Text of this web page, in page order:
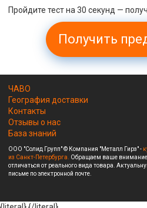
Пройдите тест на 30 секунд —
Получить
ЧАВО
География доставки
Контакты
Отзывы о нас
База знаний
ООО "Солид Групп" © Компания "Металл Гирз" -
из Санкт-Петербурга. Обращаем ваше внимание,
отличаться от реального вида товара.
письме по электронной почте.